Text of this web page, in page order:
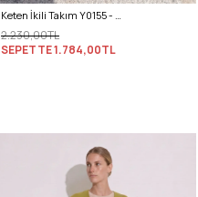
Keten İkili Takım Y0155 - EKRU
2.230,00TL
SEPETTE1.784,00TL